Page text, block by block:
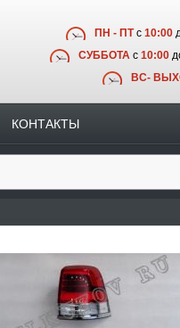
ПН - ПТс 10:00
СУББОТАс 10:00
ВС-
КОНТАКТЫ